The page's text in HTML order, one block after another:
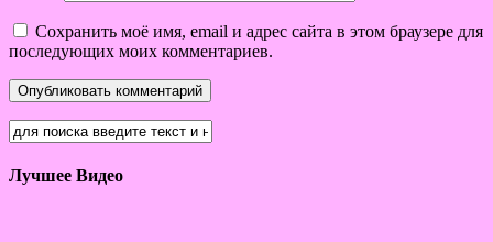
Сохранить моё имя, email и адрес сайта в этом браузере для
последующих моих комментариев.
Лучшее Видео